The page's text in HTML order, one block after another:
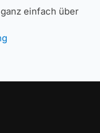
einfach über